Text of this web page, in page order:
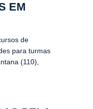
EM
de
para turmas
(110),